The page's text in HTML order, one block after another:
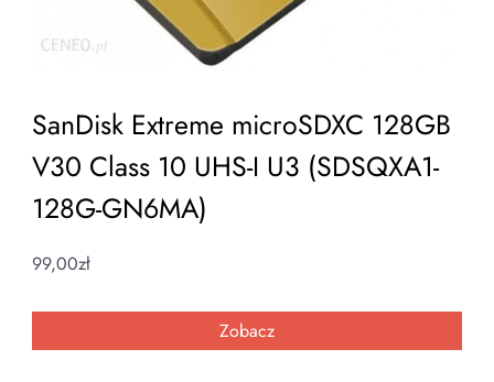
SanDisk Extreme microSDXC 128GB
V30 Class 10 UHS-I U3 (SDSQXA1-
128G-GN6MA)
99,00zł
Zobacz